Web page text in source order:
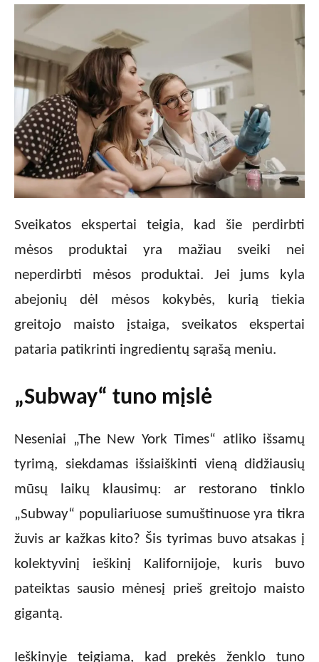
Sveikatos ekspertai teigia, kad šie perdirbti
mėsos produktai yra mažiau sveiki nei
neperdirbti mėsos produktai. Jei jums kyla
abejonių dėl mėsos kokybės, kurią tiekia
greitojo maisto įstaiga, sveikatos ekspertai
pataria patikrinti ingredientų sąrašą meniu.
„Subway“ tuno mįslė
Neseniai „The New York Times“ atliko išsamų
tyrimą, siekdamas išsiaiškinti vieną didžiausių
mūsų laikų klausimų: ar restorano tinklo
„Subway“ populiariuose sumuštinuose yra tikra
žuvis ar kažkas kito? Šis tyrimas buvo atsakas į
kolektyvinį ieškinį Kalifornijoje, kuris buvo
pateiktas sausio mėnesį prieš greitojo maisto
gigantą.
Ieškinyje teigiama, kad prekės ženklo tuno